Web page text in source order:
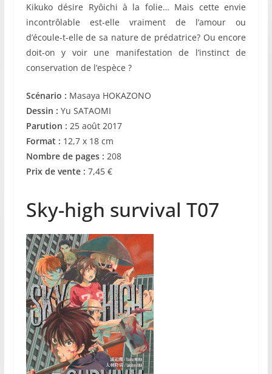
Kikuko désire Ryôichi à la folie… Mais cette envie
incontrôlable est-elle vraiment de l’amour ou
d’écoule-t-elle de sa nature de prédatrice? Ou encore
doit-on y voir une manifestation de l’instinct de
conservation de l’espèce ?
Scénario : Masaya HOKAZONO
Dessin : Yu SATAOMI
Parution : 25 août 2017
Format : 12,7 x 18 cm
Nombre de pages : 208
Prix de vente : 7,45 €
Sky-high survival T07